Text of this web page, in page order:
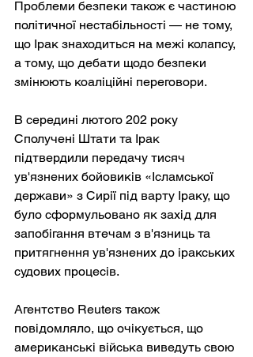
Проблеми безпеки також є частиною
політичної нестабільності — не тому,
що Ірак знаходиться на межі колапсу,
а тому, що дебати щодо безпеки
змінюють коаліційні переговори.
В середині лютого 202 року
Сполучені Штати та Ірак
підтвердили передачу тисяч
ув'язнених бойовиків «Ісламської
держави» з Сирії під варту Іраку, що
було сформульовано як захід для
запобігання втечам з в'язниць та
притягнення ув'язнених до іракських
судових процесів.
Агентство Reuters також
повідомляло, що очікується, що
американські війська виведуть свою